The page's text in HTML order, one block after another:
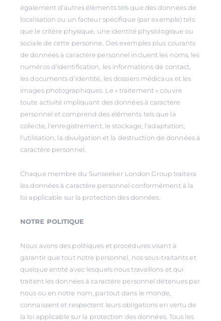
également d'autres éléments tels que des données de
localisation ou un facteur spécifique (par exemple) tels
que le critère physique, une identité physiologique ou
sociale de cette personne. Des exemples plus courants
de données à caractère personnel incluent les noms, les
numéros d'identification, les informations de contact,
les documents d'identité, les dossiers médicaux et les
images photographiques. Le « traitement » couvre
toute activité impliquant des données à caractère
personnel et comprend des éléments tels que la
collecte, l'enregistrement, le stockage, l'adaptation,
l'utilisation, la divulgation et la destruction de données à
caractère personnel.
Chaque membre du Sunseeker London Group traitera
les données à caractère personnel conformément à la
loi applicable sur la protection des données.
NOTRE POLITIQUE
Nous avons des politiques et procédures visant à
garantir que tout notre personnel, nos sous-traitants et
quelque entité avec lesquels nous travaillons et qui
traitent les données à caractère personnel détenues par
nous ou en notre nom, partout dans le monde,
connaissent et respectent leurs obligations en vertu de
la loi applicable sur la protection des données. Tous les